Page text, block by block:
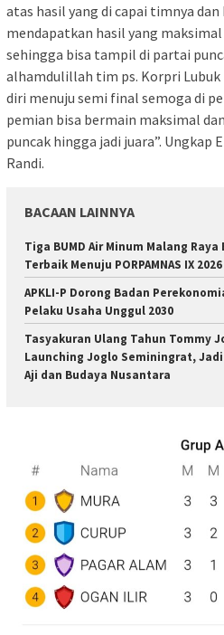
atas hasil yang di capai timnya
mendapatkan hasil yang
sehingga bisa tampil di partai
alhamdulillah tim ps. Korpri Lubuk
diri menuju semi final semoga di
pemian bisa bermain maksimal
puncak hingga jadi juara”. Ungkap
Randi.
BACAAN LAINNYA
Tiga BUMD Air Minum Malang
Terbaik Menuju PORPAMNAS IX 2026
APKLI-P Dorong Badan
Pelaku Usaha Unggul 2030
Tasyakuran Ulang Tahun Tommy
Launching Joglo Seminingrat,
Aji dan Budaya Nusantara